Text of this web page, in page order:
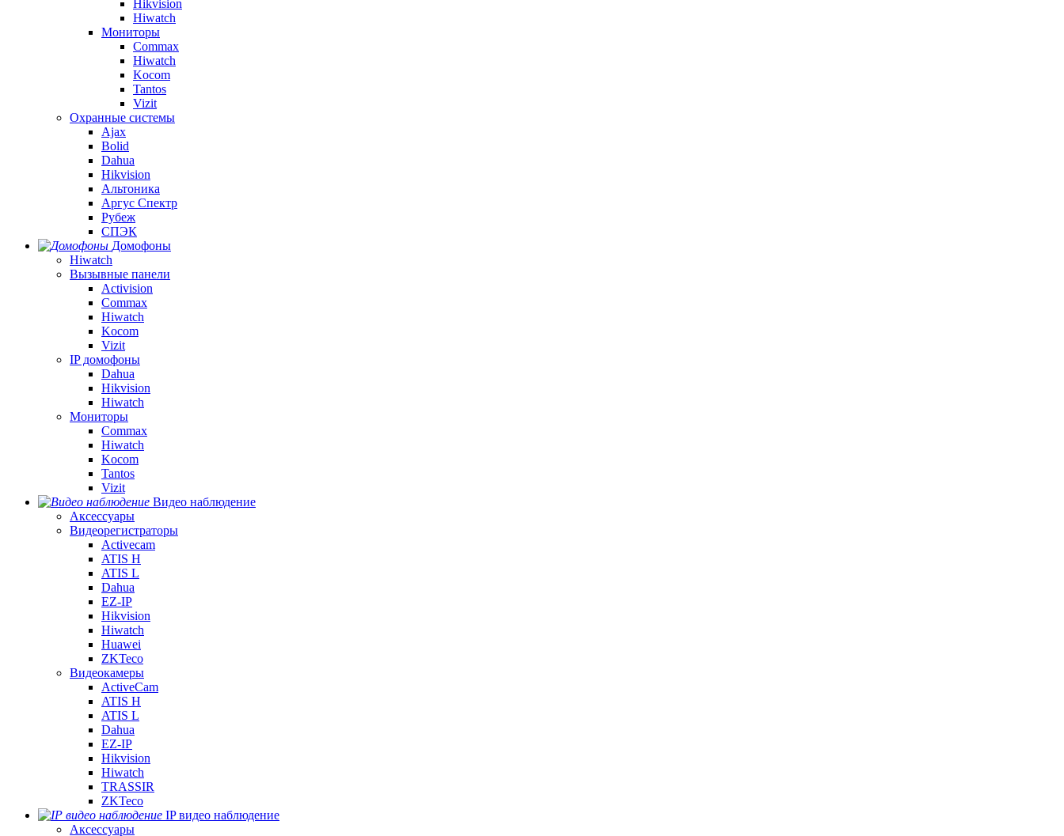
Hikvision
Hiwatch
Мониторы
Commax
Hiwatch
Kocom
Tantos
Vizit
Охранные системы
Ajax
Bolid
Dahua
Hikvision
Альтоника
Аргус Спектр
Рубеж
СПЭК
Домофоны
Hiwatch
Вызывные панели
Activision
Commax
Hiwatch
Kocom
Vizit
IP домофоны
Dahua
Hikvision
Hiwatch
Мониторы
Commax
Hiwatch
Kocom
Tantos
Vizit
Видео наблюдение
Аксессуары
Видеорегистраторы
Activecam
ATIS H
ATIS L
Dahua
EZ-IP
Hikvision
Hiwatch
Huawei
ZKTeco
Видеокамеры
ActiveCam
ATIS H
ATIS L
Dahua
EZ-IP
Hikvision
Hiwatch
TRASSIR
ZKTeco
IP видео наблюдение
Аксессуары